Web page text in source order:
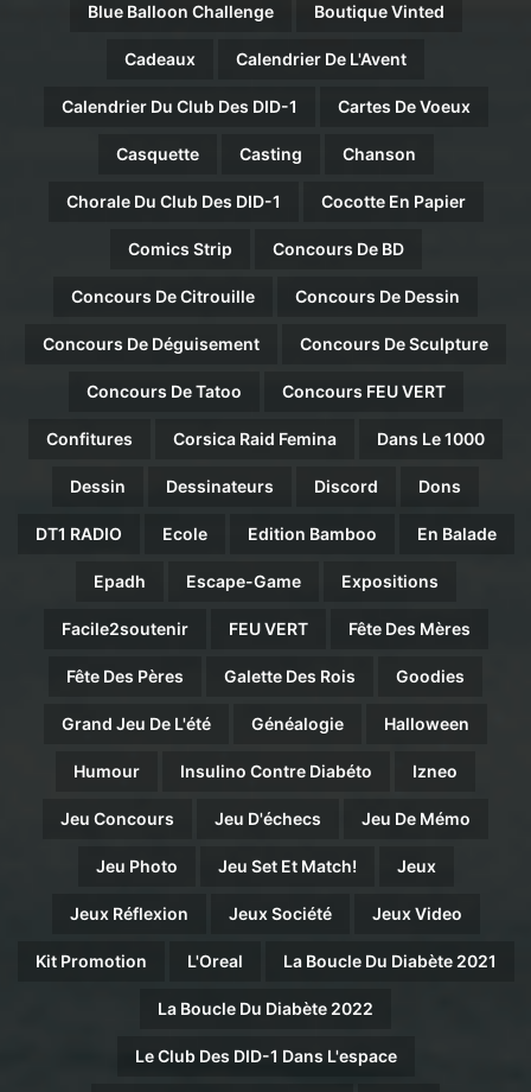
Blue Balloon Challenge Boutique Vinted
Cadeaux Calendrier De L'Avent
Calendrier Du Club Des DID-1 Cartes De Voeux
Casquette Casting Chanson
Chorale Du Club Des DID-1 Cocotte En Papier
Comics Strip Concours De BD
Concours De Citrouille Concours De Dessin
Concours De Déguisement Concours De Sculpture
Concours De Tatoo Concours FEU VERT
Confitures Corsica Raid Femina Dans Le 1000
Dessin Dessinateurs Discord Dons
DT1 RADIO Ecole Edition Bamboo En Balade
Epadh Escape-Game Expositions
Facile2soutenir FEU VERT Fête Des Mères
Fête Des Pères Galette Des Rois Goodies
Grand Jeu De L'été Généalogie Halloween
Humour Insulino Contre Diabéto Izneo
Jeu Concours Jeu D'échecs Jeu De Mémo
Jeu Photo Jeu Set Et Match! Jeux
Jeux Réflexion Jeux Société Jeux Video
Kit Promotion L'Oreal La Boucle Du Diabète 2021
La Boucle Du Diabète 2022
Le Club Des DID-1 Dans L'espace